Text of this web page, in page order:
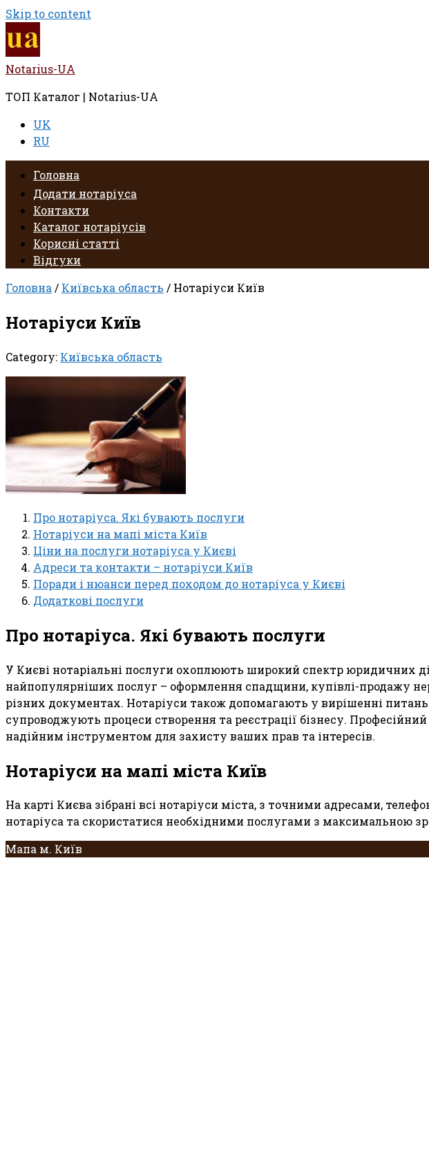
Skip to content
Notarius-UA
ТОП Каталог | Notarius-UA
UK
RU
Головна
Додати нотаріуса
Контакти
Каталог нотаріусів
Корисні статті
Відгуки
Головна / Київська область / Нотаріуси Київ
Нотаріуси Київ
Category: Київська область
Про нотаріуса. Які бувають послуги
Нотаріуси на мапі міста Київ
Ціни на послуги нотаріуса у Києві
Адреси та контакти – нотаріуси Київ
Поради і нюанси перед походом до нотаріуса у Києві
Додаткові послуги
Про нотаріуса. Які бувають послуги
У Києві нотаріальні послуги охоплюють широкий спектр юридичних
найпопулярніших послуг – оформлення спадщини, купівлі-продажу
різних документах. Нотаріуси також допомагають у вирішенні
супроводжують процеси створення та реєстрації бізнесу.
надійним інструментом для захисту ваших прав та інтересів.
Нотаріуси на мапі міста Київ
На карті Києва зібрані всі нотаріуси міста, з точними адресами,
нотаріуса та скористатися необхідними послугами з максимальною
Мапа м. Київ